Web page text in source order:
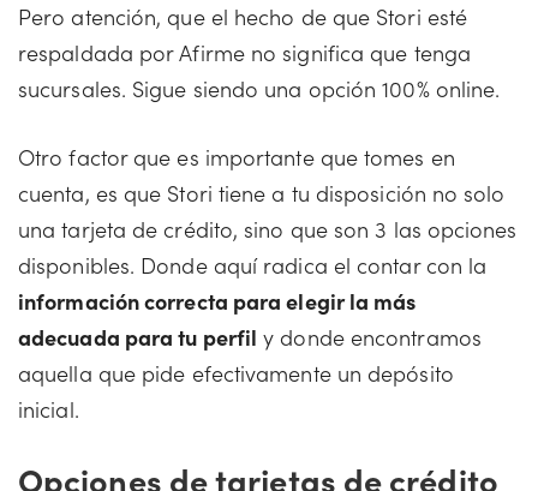
Pero atención, que el hecho de que Stori esté
respaldada por Afirme no significa que tenga
sucursales. Sigue siendo una opción 100% online.
Otro factor que es importante que tomes en
cuenta, es que Stori tiene a tu disposición no solo
una tarjeta de crédito, sino que son 3 las opciones
disponibles. Donde aquí radica el contar con la
información correcta para elegir la más
adecuada para tu perfil y donde encontramos
aquella que pide efectivamente un depósito
inicial.
Opciones de tarjetas de crédito